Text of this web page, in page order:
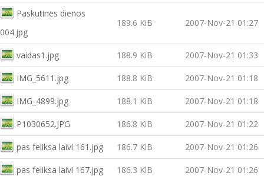
Paskutines dienos
004.jpg
189.6 KiB 2007-Nov-21 01:27
vaidas1.jpg 188.9 KiB 2007-Nov-21 01:33
IMG_5611.jpg 188.8 KiB 2007-Nov-21 01:18
IMG_4899.jpg 188.1 KiB 2007-Nov-21 01:18
P1030652.JPG 186.8 KiB 2007-Nov-21 01:22
pas feliksa laivi 161.jpg 186.7 KiB 2007-Nov-21 01:26
pas feliksa laivi 167.jpg 186.3 KiB 2007-Nov-21 01:26